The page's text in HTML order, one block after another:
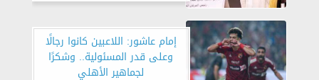
إمام عاشور: اللاعبين كانوا رجالًا
وعلى قدر المسئولية.. وشكرًا
لجماهير الأهلي